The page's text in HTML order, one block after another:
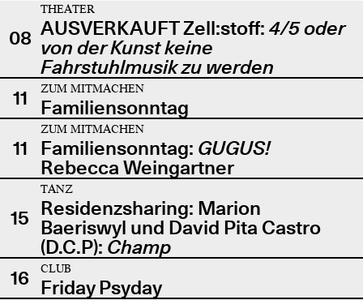
08
THEATER
AUSVERKAUFT Zell:stoff: 4/5 oder
von der Kunst keine
Fahrstuhlmusik zu werden
11
ZUM MITMACHEN
Familiensonntag
11
ZUM MITMACHEN
Familiensonntag: GUGUS!
Rebecca Weingartner
15
TANZ
Residenzsharing: Marion
Baeriswyl und David Pita Castro
(D.C.P): Champ
16
CLUB
Friday Psyday